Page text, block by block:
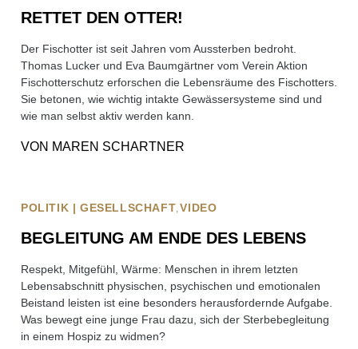
RETTET DEN OTTER!
Der Fischotter ist seit Jahren vom Aussterben bedroht.
Thomas Lucker und Eva Baumgärtner vom Verein Aktion
Fischotterschutz erforschen die Lebensräume des Fischotters.
Sie betonen, wie wichtig intakte Gewässersysteme sind und
wie man selbst aktiv werden kann.
VON MAREN SCHARTNER
POLITIK | GESELLSCHAFT VIDEO
BEGLEITUNG AM ENDE DES LEBENS
Respekt, Mitgefühl, Wärme: Menschen in ihrem letzten
Lebensabschnitt physischen, psychischen und emotionalen
Beistand leisten ist eine besonders herausfordernde Aufgabe.
Was bewegt eine junge Frau dazu, sich der Sterbebegleitung
in einem Hospiz zu widmen?